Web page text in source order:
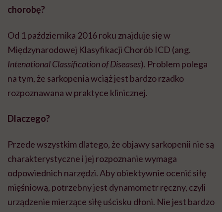
chorobę?
Od 1 października 2016 roku znajduje się w
Międzynarodowej Klasyfikacji Chorób ICD (ang.
Intenational Classification of Diseases). Problem polega
na tym, że sarkopenia wciąż jest bardzo rzadko
rozpoznawana w praktyce klinicznej.
Dlaczego?
Przede wszystkim dlatego, że objawy sarkopenii nie są
charakterystyczne i jej rozpoznanie wymaga
odpowiednich narzędzi. Aby obiektywnie ocenić siłę
mięśniową, potrzebny jest dynamometr ręczny, czyli
urządzenie mierzące siłę uścisku dłoni. Nie jest bardzo